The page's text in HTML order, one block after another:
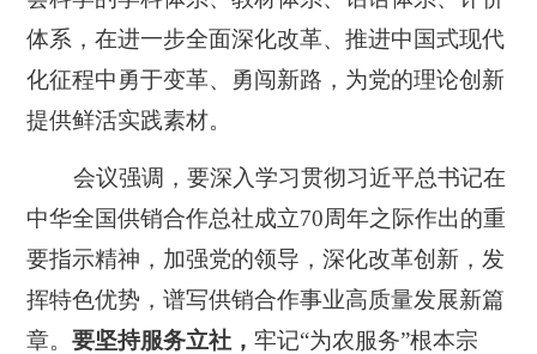
体系，在进一步全面深化改革、推进中国式现代
化征程中勇于变革、勇闯新路，为党的理论创新
提供鲜活实践素材。
会议强调，要深入学习贯彻习近平总书记在
中华全国供销合作总社成立70周年之际作出的重
要指示精神，加强党的领导，深化改革创新，发
挥特色优势，谱写供销合作事业高质量发展新篇
章。要坚持服务立社 ，牢记“为农服务”根本宗